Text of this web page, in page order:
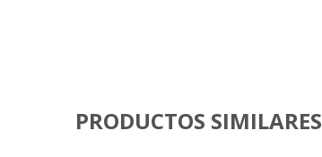
PRODUCTOS SIMILARES